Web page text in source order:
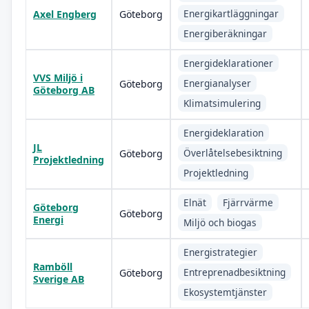
Axel Engberg Göteborg
Energikartläggningar
Energiberäkningar
VVS Miljö i
Göteborg AB
Göteborg
Energideklarationer
Energianalyser
Klimatsimulering
JL
Projektledning
Göteborg
Energideklaration
Överlåtelsebesiktning
Projektledning
Göteborg
Energi
Göteborg
Elnät
Fjärrvärme
Miljö och biogas
Ramböll
Sverige AB
Göteborg
Energistrategier
Entreprenadbesiktning
Ekosystemtjänster